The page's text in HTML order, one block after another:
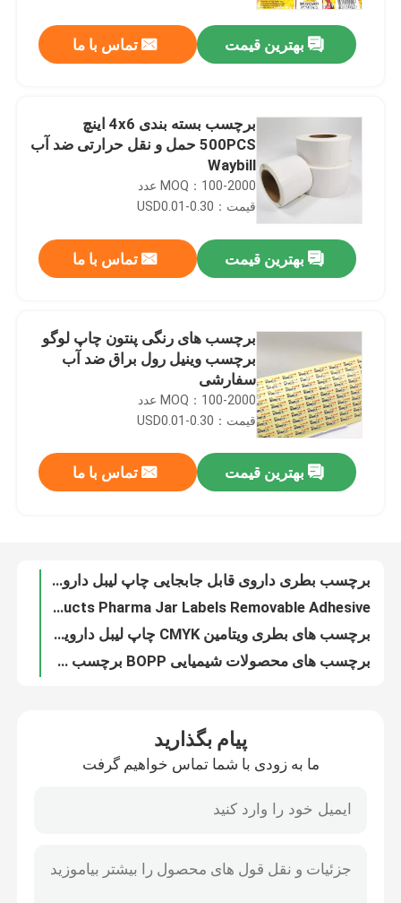
صفحه اصلی
محصولات
درباره ما
کنترل کیفیت
با ما تماس بگیرید
بهترین قیمت تماس با ما
برچسب بسته بندی 4x6 اینچ
500PCS حمل و نقل حرارتی ضد آب
Waybill
MOQ：100-2000 عدد
قیمت：USD0.01-0.30
بهترین قیمت تماس با ما
برچسب های رنگی پنتون چاپ لوگو
برچسب وینیل رول براق ضد آب
سفارشی
MOQ：100-2000 عدد
قیمت：USD0.01-0.30
بهترین قیمت تماس با ما
برچسب‌های مقاوم شیمیایی با چسبندگی بالا برچسب‌های وینیل ضد آب مات BOPP
برچسب های محصولات شیمیایی فیلم پی وی سی لمینیت براق برچسب بطری های حیوان خانگی
برچسب‌های ایمنی شیمیایی CMYK ویال لیزر هولوگرام برچسب‌های برچسب ضد آب
برچسب های قابل چاپ خانگی قابل جابجایی برچسب های بطری آب پلاستیکی BOPP ضد آب
استیکر هولوگرام چاپی رول ضد تقلبی استیکر هولوگرام مستطیلی طلایی
پیام بگذارید
ما به زودی با شما تماس خواهیم گرفت